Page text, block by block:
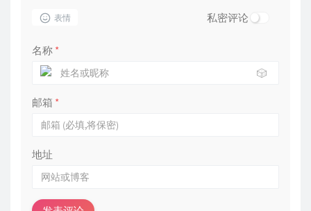
表情 私密评论
名称 *
🎲
邮箱 *
地址